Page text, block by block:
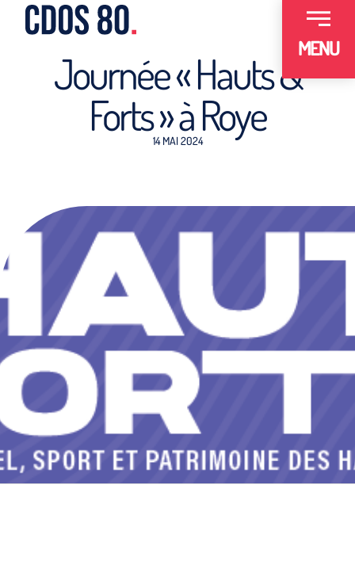
MENU
Journée « Hauts &
Forts » à Roye
14 MAI 2024